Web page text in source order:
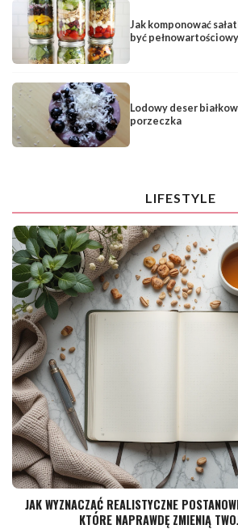
Jak komponować
być
Lodowy deser
porzeczka
LIFESTYLE
JAK WYZNACZAĆ REALISTYCZNE
KTÓRE NAPRAWDĘ ZMIENIĄ